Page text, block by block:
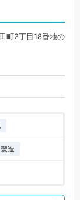
町2丁目18番地の
製造